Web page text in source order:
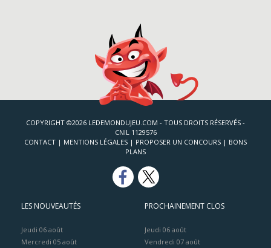
COPYRIGHT ©2026 LEDEMONDUJEU.COM - TOUS DROITS RÉSERVÉS -
CNIL 1129576
CONTACT | MENTIONS LÉGALES | PROPOSER UN CONCOURS | BONS
PLANS
LES NOUVEAUTÉS
Jeudi 06 août
Mercredi 05 août
PROCHAINEMENT CLOS
Jeudi 06 août
Vendredi 07 août